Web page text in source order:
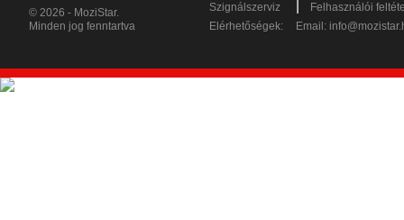
© 2026 - MoziStar.
Minden jog fenntartva
Szignálszerviz
Felhasználói
Elérhetőségek:
Email: